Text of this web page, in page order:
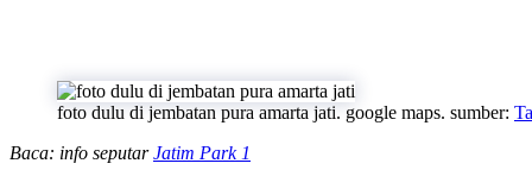
foto dulu di jembatan pura amarta jati. google maps. sumber:
Baca: info seputarJatim Park 1